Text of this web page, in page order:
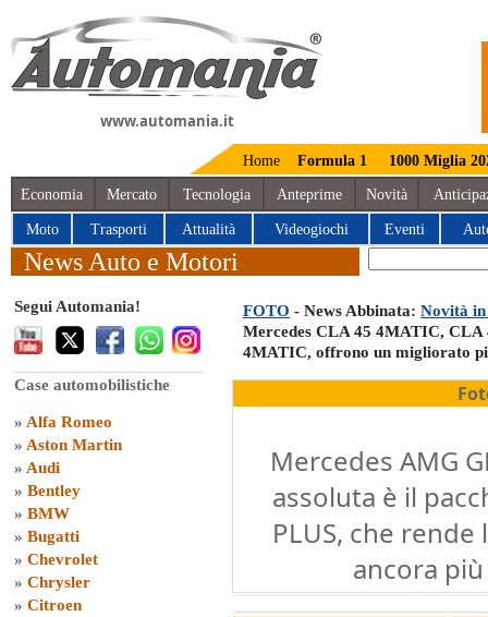
www.automania.it
Home Formula 1 1000 Miglia
Economia Mercato Tecnologia Anteprime Novità
Moto Trasporti Attualità Videogiochi Eventi
News Auto e Motori
Segui Automania!
Case automobilistiche
» Alfa Romeo
» Aston Martin
» Audi
» Bentley
» BMW
» Bugatti
» Chevrolet
» Chrysler
» Citroen
FOTO - News Abbinata: Novità
Mercedes CLA 45 4MATIC,
4MATIC, offrono un migliorato
Mercedes AMG
assoluta è il
PLUS, che
ancora